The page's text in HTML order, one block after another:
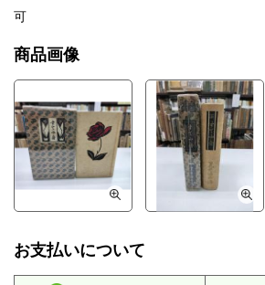
可
商品画像
お支払いについて